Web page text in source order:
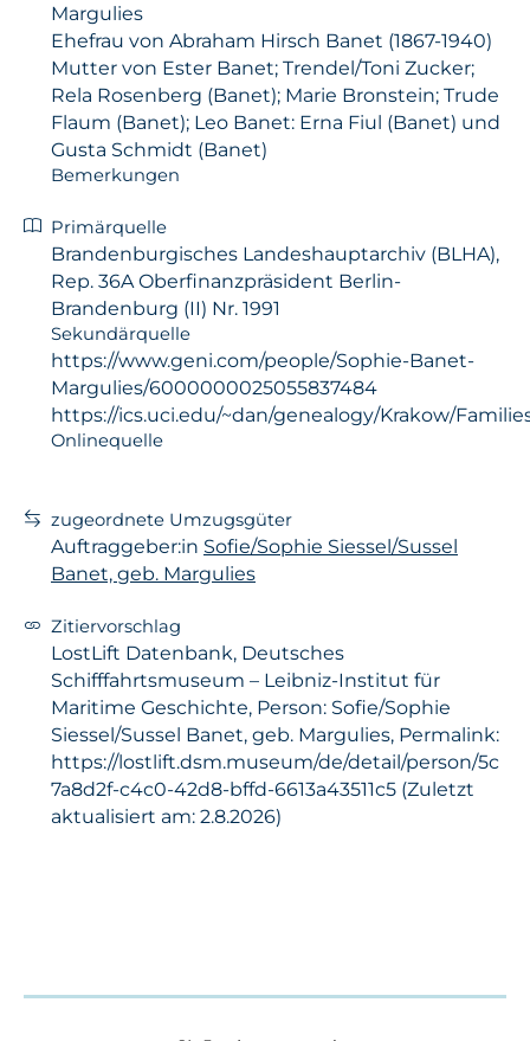
Margulies
Ehefrau von Abraham Hirsch Banet (1867-1940)
Mutter von Ester Banet; Trendel/Toni Zucker;
Rela Rosenberg (Banet); Marie Bronstein; Trude
Flaum (Banet); Leo Banet: Erna Fiul (Banet) und
Gusta Schmidt (Banet)
Bemerkungen
Primärquelle
Brandenburgisches Landeshauptarchiv (BLHA),
Rep. 36A Oberfinanzpräsident Berlin-
Brandenburg (II) Nr. 1991
Sekundärquelle
https://www.geni.com/people/Sophie-Banet-
Margulies/6000000025055837484
https://ics.uci.edu/~dan/genealogy/Krakow/
Onlinequelle
zugeordnete Umzugsgüter
Auftraggeber:in Sofie/Sophie Siessel/Sussel
Banet, geb. Margulies
Zitiervorschlag
LostLift Datenbank, Deutsches
Schifffahrtsmuseum – Leibniz-Institut für
Maritime Geschichte, Person: Sofie/Sophie
Siessel/Sussel Banet, geb. Margulies, Permalink:
https://lostlift.dsm.museum/de/detail/person/5c
7a8d2f-c4c0-42d8-bffd-6613a43511c5 (Zuletzt
aktualisiert am: 2.8.2026)